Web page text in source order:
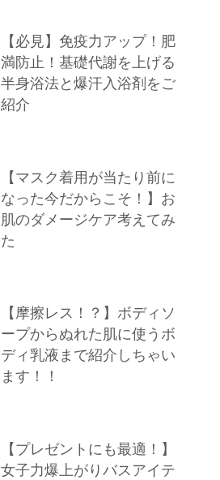
【必見】免疫力アップ！肥
満防止！基礎代謝を上げる
半身浴法と爆汗入浴剤をご
紹介
【マスク着用が当たり前に
なった今だからこそ！】お
肌のダメージケア考えてみ
た
【摩擦レス！？】ボディソ
ープからぬれた肌に使うボ
ディ乳液まで紹介しちゃい
ます！！
【プレゼントにも最適！】
女子力爆上がりバスアイテ